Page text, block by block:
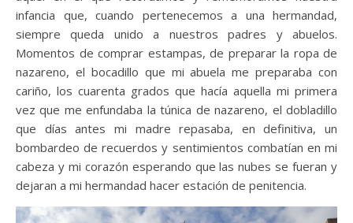
infancia que, cuando pertenecemos a una hermandad,
siempre queda unido a nuestros padres y abuelos.
Momentos de comprar estampas, de preparar la ropa de
nazareno, el bocadillo que mi abuela me preparaba con
cariño, los cuarenta grados que hacía aquella mi primera
vez que me enfundaba la túnica de nazareno, el dobladillo
que días antes mi madre repasaba, en definitiva, un
bombardeo de recuerdos y sentimientos combatían en mi
cabeza y mi corazón esperando que las nubes se fueran y
dejaran a mi hermandad hacer estación de penitencia.